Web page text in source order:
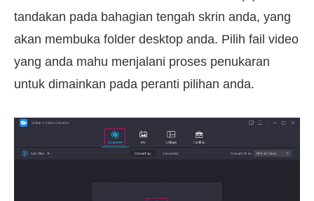
tandakan pada bahagian tengah skrin anda, yang
akan membuka folder desktop anda. Pilih fail video
yang anda mahu menjalani proses penukaran
untuk dimainkan pada peranti pilihan anda.